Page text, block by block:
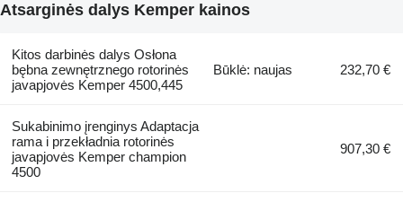
Atsarginės dalys Kemper kainos
Kitos darbinės dalys Osłona
bębna zewnętrznego rotorinės
javapjovės Kemper 4500,445
Būklė: naujas 232,70 €
Sukabinimo įrenginys Adaptacja
rama i przekładnia rotorinės
javapjovės Kemper champion
4500
907,30 €